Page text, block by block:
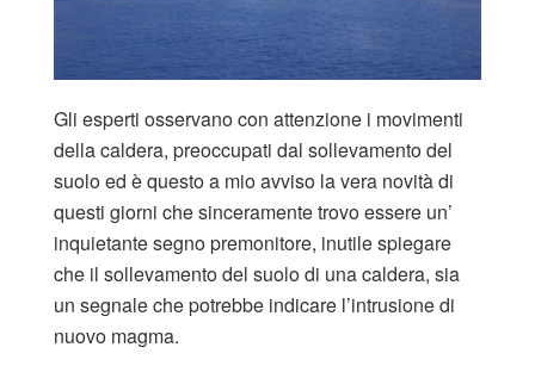
Gli esperti osservano con attenzione i movimenti
della caldera, preoccupati dal sollevamento del
suolo ed è questo a mio avviso la vera novità di
questi giorni che sinceramente trovo essere un’
inquietante segno premonitore, inutile spiegare
che il sollevamento del suolo di una caldera, sia
un segnale che potrebbe indicare l’intrusione di
nuovo magma.